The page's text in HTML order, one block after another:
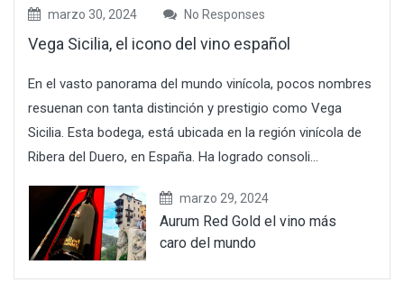
marzo 30, 2024 No Responses
Vega Sicilia, el icono del vino español
En el vasto panorama del mundo vinícola, pocos nombres
resuenan con tanta distinción y prestigio como Vega
Sicilia. Esta bodega, está ubicada en la región vinícola de
Ribera del Duero, en España. Ha logrado consoli...
marzo 29, 2024
Aurum Red Gold el vino más
caro del mundo